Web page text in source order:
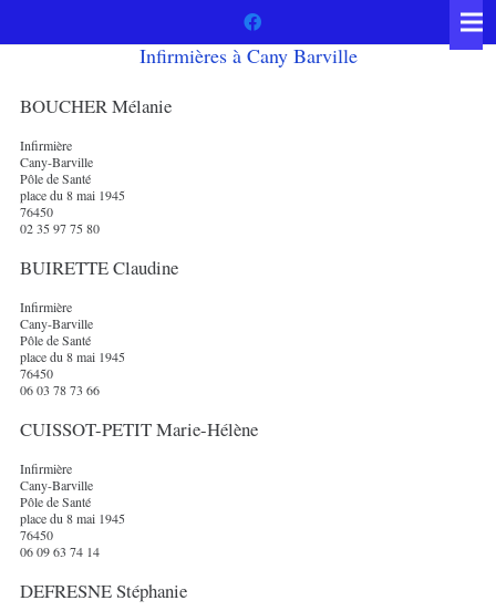
Infirmières à Cany Barville
BOUCHER Mélanie
Infirmière
Cany-Barville
Pôle de Santé
place du 8 mai 1945
76450
02 35 97 75 80
BUIRETTE Claudine
Infirmière
Cany-Barville
Pôle de Santé
place du 8 mai 1945
76450
06 03 78 73 66
CUISSOT-PETIT Marie-Hélène
Infirmière
Cany-Barville
Pôle de Santé
place du 8 mai 1945
76450
06 09 63 74 14
DEFRESNE Stéphanie